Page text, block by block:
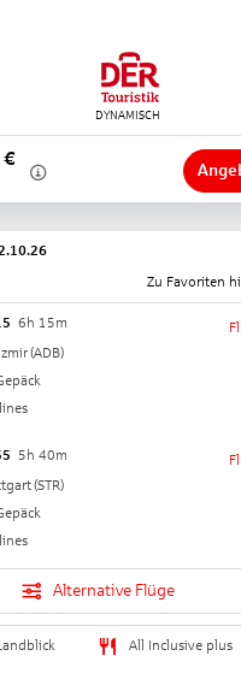
€
Zu Favoriten
6h 15m
Izmir(ADB)
5h 40m
(STR)
Alternative Flüge
All Inclusive plus